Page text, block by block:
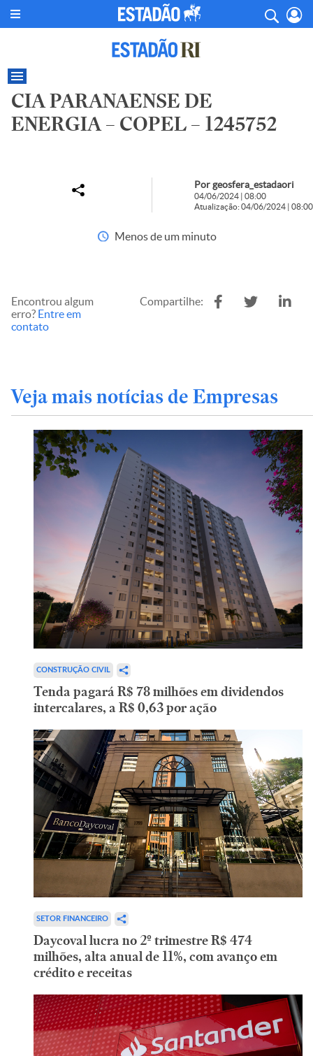
CIA PARANAENSE DE
ENERGIA – COPEL – 1245752
Por geosfera_estadaori
04/06/2024 | 08:00
Atualização: 04/06/2024 | 08:00
Menos de um minuto
Encontrou algum
erro? Entre em
contato
Compartilhe:
Veja mais notícias de Empresas
CONSTRUÇÃO CIVIL
Tenda pagará R$ 78 milhões em dividendos
intercalares, a R$ 0,63 por ação
SETOR FINANCEIRO
Daycoval lucra no 2º trimestre R$ 474
milhões, alta anual de 11%, com avanço em
crédito e receitas